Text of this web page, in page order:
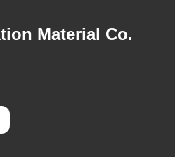
Material Co.